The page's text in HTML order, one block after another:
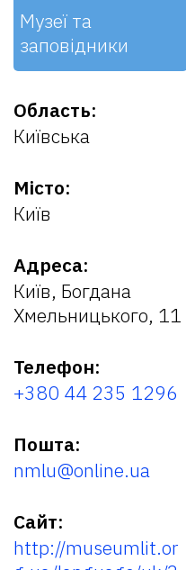
Музеї та
заповідники
Область:
Київська
Місто:
Київ
Адреса:
Київ, Богдана
Хмельницького, 11
Телефон:
+380 44 235 1296
Пошта:
nmlu@online.ua
Сайт:
http://museumlit.or